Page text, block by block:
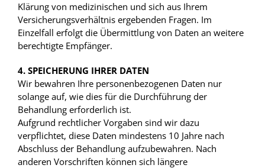
Klärung von medizinischen und sich aus Ihrem
Versicherungsverhältnis ergebenden Fragen. Im
Einzelfall erfolgt die Übermittlung von Daten an weitere
berechtigte Empfänger.
4. SPEICHERUNG IHRER DATEN
Wir bewahren Ihre personenbezogenen Daten nur
solange auf, wie dies für die Durchführung der
Behandlung erforderlich ist.
Aufgrund rechtlicher Vorgaben sind wir dazu
verpflichtet, diese Daten mindestens 10 Jahre nach
Abschluss der Behandlung aufzubewahren. Nach
anderen Vorschriften können sich längere